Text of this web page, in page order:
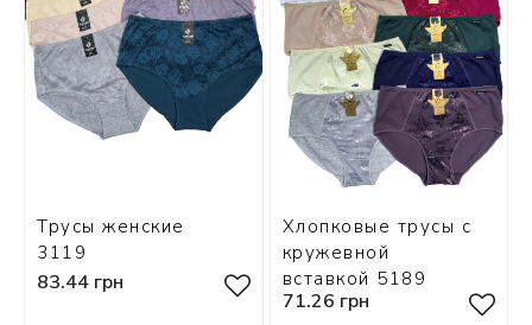
Трусы женские
3119
83.44 грн
Хлопковые трусы с
кружевной
вставкой 5189
71.26 грн